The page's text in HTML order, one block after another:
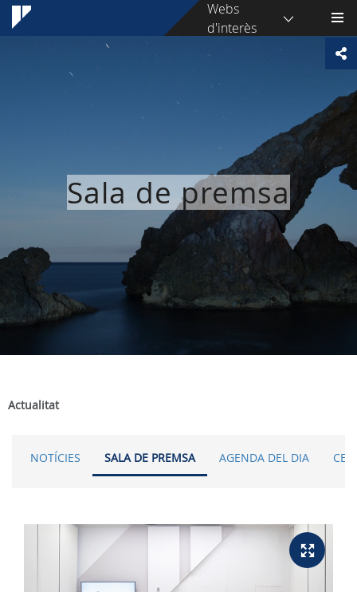
Webs
d'interès
Sala de premsa
Actualitat
NOTÍCIES SALA DE PREMSA AGENDA DEL DIA